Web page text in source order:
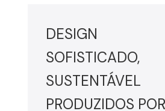
DESIGN
SOFISTICADO,
SUSTENTÁVEL
PRODUZIDOS POR